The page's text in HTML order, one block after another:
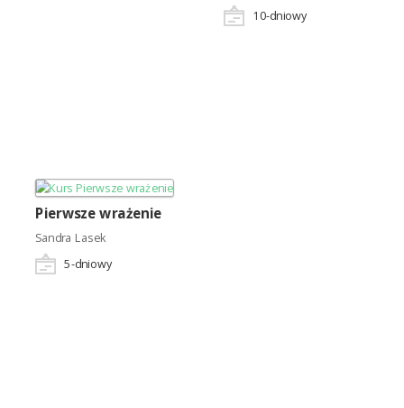
10-dniowy
Pierwsze wrażenie
Sandra Lasek
5-dniowy